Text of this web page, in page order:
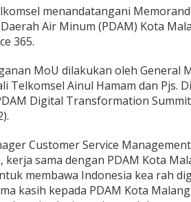
menandatangani
Air Minum (PDAM) Kota
365.
MoU dilakukan oleh General
Telkomsel Ainul Hamam dan Pjs.
Digital Transformation
Customer Service
kerja sama dengan PDAM Kota
membawa Indonesia kea rah
kasih kepada PDAM Kota